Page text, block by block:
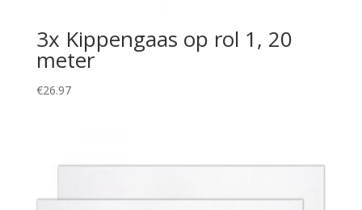
3x Kippengaas op rol 1, 20
meter
€26.97